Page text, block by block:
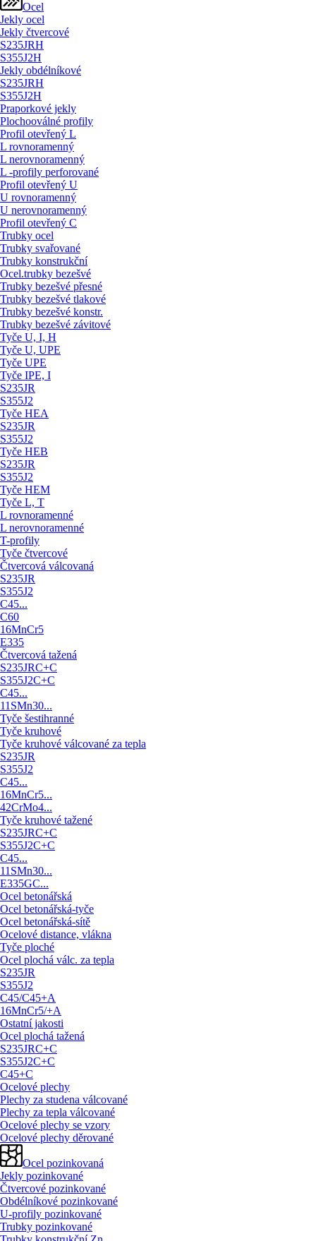
Ocel
Jekly ocel
Jekly čtvercové
S235JRH
S355J2H
Jekly obdélníkové
S235JRH
S355J2H
Praporkové jekly
Plochooválné profily
Profil otevřený L
L rovnoramenný
L nerovnoramenný
L -profily perforované
Profil otevřený U
U rovnoramenný
U nerovnoramenný
Profil otevřený C
Trubky ocel
Trubky svařované
Trubky konstrukční
Ocel.trubky bezešvé
Trubky bezešvé přesné
Trubky bezešvé tlakové
Trubky bezešvé konstr.
Trubky bezešvé závitové
Tyče U, I, H
Tyče U, UPE
Tyče UPE
Tyče IPE, I
S235JR
S355J2
Tyče HEA
S235JR
S355J2
Tyče HEB
S235JR
S355J2
Tyče HEM
Tyče L, T
L rovnoramenné
L nerovnoramenné
T-profily
Tyče čtvercové
Čtvercová válcovaná
S235JR
S355J2
C45...
C60
16MnCr5
E335
Čtvercová tažená
S235JRC+C
S355J2C+C
C45...
11SMn30...
Tyče šestihranné
Tyče kruhové
Tyče kruhové válcované za tepla
S235JR
S355J2
C45...
16MnCr5...
42CrMo4...
Tyče kruhové tažené
S235JRC+C
S355J2C+C
C45...
11SMn30...
E335GC...
Ocel betonářská
Ocel betonářská-tyče
Ocel betonářská-sítě
Ocelové distance, vlákna
Tyče ploché
Ocel plochá válc. za tepla
S235JR
S355J2
C45/C45+A
16MnCr5/+A
Ostatní jakosti
Ocel plochá tažená
S235JRC+C
S355J2C+C
C45+C
Ocelové plechy
Plechy za studena válcované
Plechy za tepla válcované
Ocelové plechy se vzory
Ocelové plechy děrované
Ocel pozinkovaná
Jekly pozinkované
Čtvercové pozinkované
Obdélníkové pozinkované
U-profily pozinkované
Trubky pozinkované